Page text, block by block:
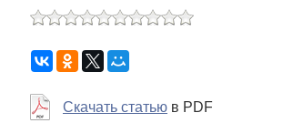
Скачать статью в PDF